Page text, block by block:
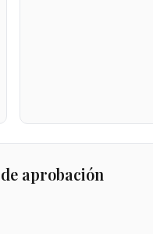
aprobación